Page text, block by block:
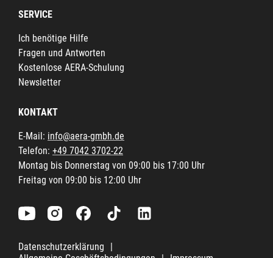
SERVICE
Ich benötige Hilfe
Fragen und Antworten
Kostenlose AERA-Schulung
Newsletter
KONTAKT
E-Mail: info@aera-gmbh.de
Telefon: +49 7042 3702-22
Montag bis Donnerstag von 09:00 bis 17:00 Uhr
Freitag von 09:00 bis 12:00 Uhr
Datenschutzerklärung
|